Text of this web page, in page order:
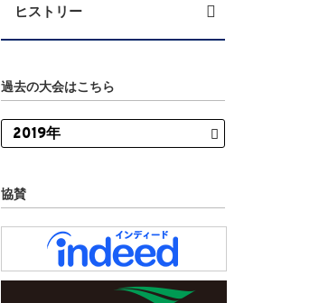
ヒストリー
過去の大会はこちら
協賛